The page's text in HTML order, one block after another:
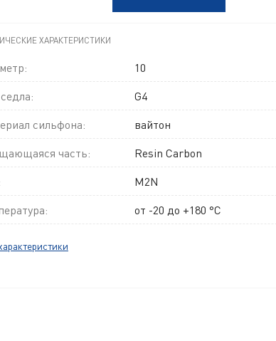
ХАРАКТЕРИСТИКИ
10
G4
сильфона:
вайтон
часть:
Resin Carbon
M2N
от -20 до +180 °C